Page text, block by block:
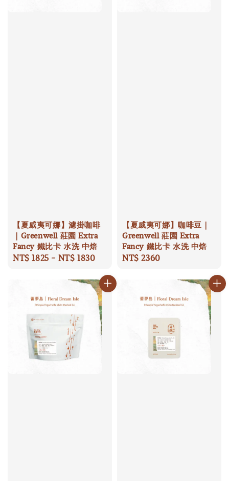
【夏威夷可娜】濾掛咖啡
｜Greenwell 莊園 Extra
Fancy 鐵比卡 水洗 中焙
Regular
NT$ 1825 - NT$ 1830
【夏威夷可娜】咖啡豆｜
Greenwell 莊園 Extra
Fancy 鐵比卡 水洗 中焙
Regular
NT$ 2360